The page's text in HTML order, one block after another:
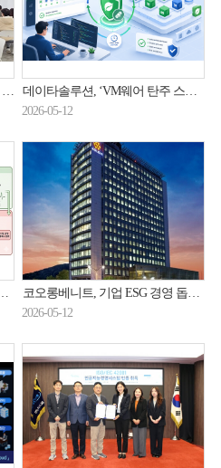
데이타솔루션, ‘VM웨어 탄주 스프링 에센셜’ 도입 지원 본격화
2026-05-12
코오롱베니트, 기업 ESG 경영 돕는다…'직접PPA' 시장 진출
2026-05-12